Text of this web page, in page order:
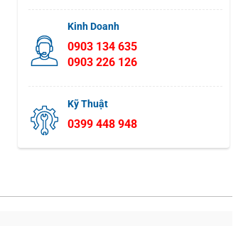
Kinh Doanh
0903 134 635
0903 226 126
Kỹ Thuật
0399 448 948